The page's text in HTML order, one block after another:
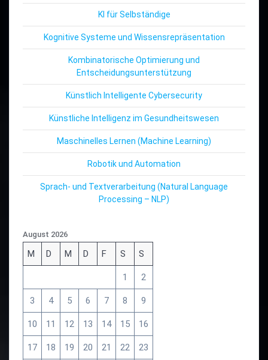
KI für Selbständige
Kognitive Systeme und Wissensrepräsentation
Kombinatorische Optimierung und
Entscheidungsunterstützung
Künstlich Intelligente Cybersecurity
Künstliche Intelligenz im Gesundheitswesen
Maschinelles Lernen (Machine Learning)
Robotik und Automation
Sprach- und Textverarbeitung (Natural Language
Processing – NLP)
August 2026
M D M D F S S
1 2
3 4 5 6 7 8 9
10 11 12 13 14 15 16
17 18 19 20 21 22 23